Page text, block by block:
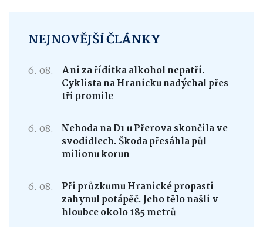
NEJNOVĚJŠÍ ČLÁNKY
6. 08.
Ani za řídítka alkohol nepatří.
Cyklista na Hranicku nadýchal přes
tři promile
6. 08.
Nehoda na D1 u Přerova skončila ve
svodidlech. Škoda přesáhla půl
milionu korun
6. 08.
Při průzkumu Hranické propasti
zahynul potápěč. Jeho tělo našli v
hloubce okolo 185 metrů